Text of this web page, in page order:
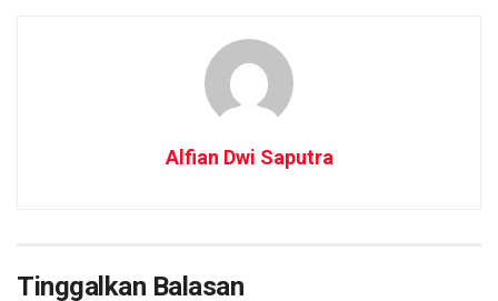
Alfian Dwi Saputra
Tinggalkan Balasan